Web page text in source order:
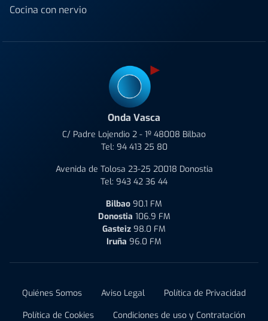
Cocina con nervio
Onda Vasca
C/ Padre Lojendio 2 - 1º 48008 Bilbao
Tel: 94 413 25 80
Avenida de Tolosa 23-25 20018 Donostia
Tel: 943 42 36 44
Bilbao 90.1 FM
Donostia 106.9 FM
Gasteiz 98.0 FM
Iruña 96.0 FM
Quiénes Somos Aviso Legal
Política de Privacidad
Política de Cookies
Condiciones de uso y Contratación